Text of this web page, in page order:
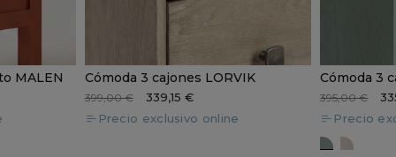
MALEN Cómoda 3 cajones LORVIK
399,00 €
339,15 €
Precio exclusivo online
395,00 €
Precio
SOREN